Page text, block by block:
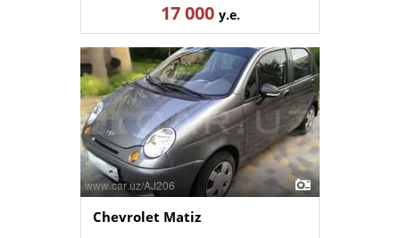
17 000 у.е.
Chevrolet Matiz